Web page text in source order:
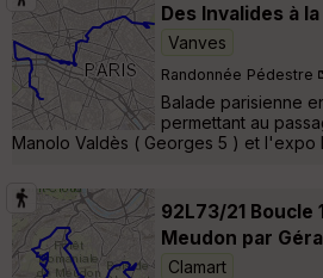
Des Invalides à
Vanves
Randonnée Pédestre
Balade parisienne
permettant au
Manolo Valdès ( Georges 5 ) et l'expo
92L73/21 Boucle
Meudon par
Clamart